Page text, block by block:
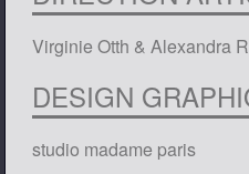
Virginie Otth & Alexandra
DESIGN
studio madame paris